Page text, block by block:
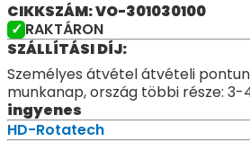
CIKKSZÁM: VO-301030100
RAKTÁRON
SZÁLLÍTÁSI DÍJ:
Személyes átvétel átvételi
munkanap, ország többi része:
ingyenes
HD-Rotatech